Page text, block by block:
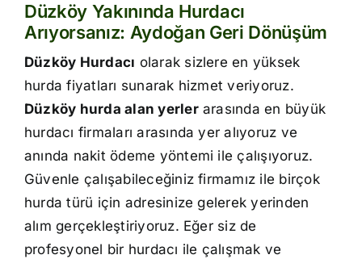
Düzköy Yakınında Hurdacı
Arıyorsanız: Aydoğan Geri Dönüşüm
Düzköy Hurdacı olarak sizlere en yüksek
hurda fiyatları sunarak hizmet veriyoruz.
Düzköy hurda alan yerlerarasında en büyük
hurdacı firmaları arasında yer alıyoruz ve
anında nakit ödeme yöntemi ile çalışıyoruz.
Güvenle çalışabileceğiniz firmamız ile birçok
hurda türü için adresinize gelerek yerinden
alım gerçekleştiriyoruz. Eğer siz de
profesyonel bir hurdacı ile çalışmak ve